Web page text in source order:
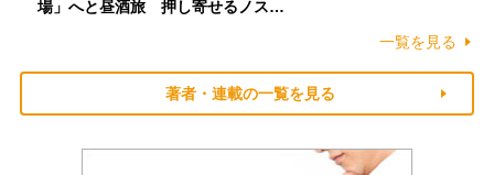
場」へと昼酒旅 押し寄せるノス…
一覧を見る
著者・連載の一覧を見る